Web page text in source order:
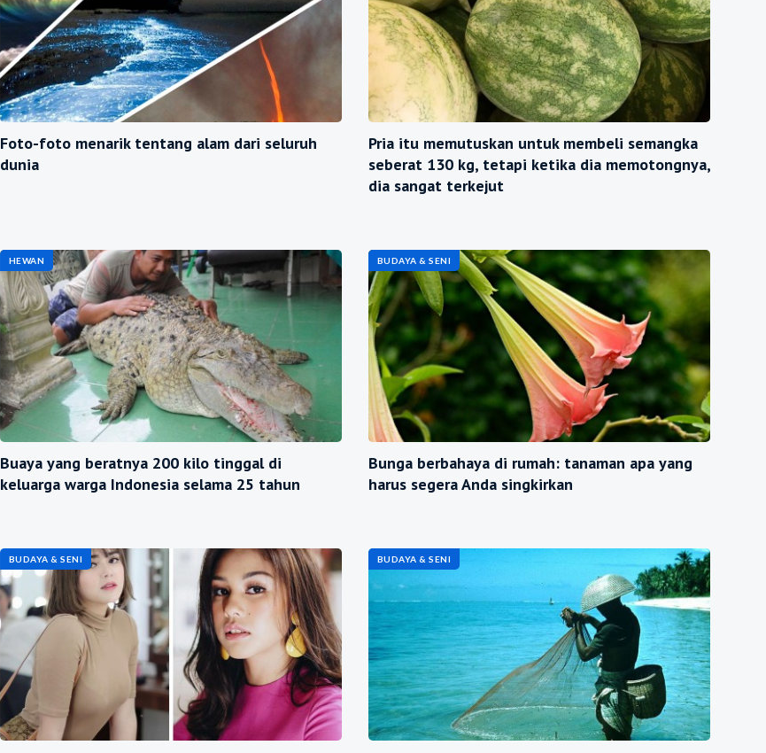
Foto-foto menarik tentang alam dari seluruh
dunia
Pria itu memutuskan untuk membeli semangka
seberat 130 kg, tetapi ketika dia memotongnya,
dia sangat terkejut
HEWAN
Buaya yang beratnya 200 kilo tinggal di
keluarga warga Indonesia selama 25 tahun
BUDAYA & SENI
Bunga berbahaya di rumah: tanaman apa yang
harus segera Anda singkirkan
BUDAYA & SENI BUDAYA & SENI